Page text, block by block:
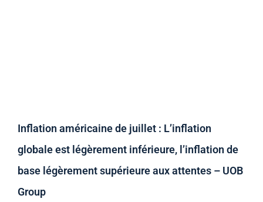
Inflation américaine de juillet : L’inflation
globale est légèrement inférieure, l’inflation de
base légèrement supérieure aux attentes – UOB
Group